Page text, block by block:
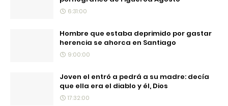
6:31:00
Hombre que estaba deprimido por gastar
herencia se ahorca en Santiago
9:00:00
Joven el entró a pedrá a su madre: decía
que ella era el diablo y él, Dios
17:32:00